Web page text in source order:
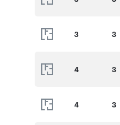
3 3
4 3
4 3